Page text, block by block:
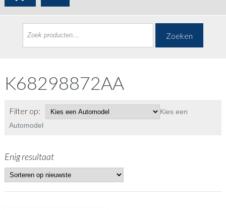
Zoeken
K68298872AA
Filter op:
Kies een
Automodel
Enig resultaat